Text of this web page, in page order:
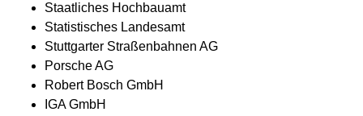
Staatliches Hochbauamt
Statistisches Landesamt
Stuttgarter Straßenbahnen AG
Porsche AG
Robert Bosch GmbH
IGA GmbH